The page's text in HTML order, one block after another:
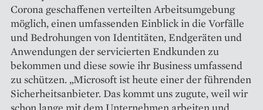
Corona geschaffenen verteilten Arbeitsumgebung
möglich, einen umfassenden Einblick in die Vorfälle
und Bedrohungen von Identitäten, Endgeräten und
Anwendungen der servicierten Endkunden zu
bekommen und diese sowie ihr Business umfassend
zu schützen. „Microsoft ist heute einer der führenden
Sicherheitsanbieter. Das kommt uns zugute, weil wir
schon lange mit dem Unternehmen arbeiten und